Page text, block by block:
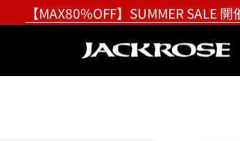
【MAX80%OFF】SUMMER SALE 開